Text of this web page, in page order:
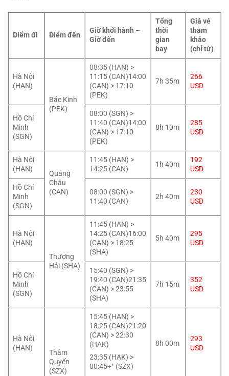
Điểm đi Điểm đến
Giờ khởi hành –
Giờ đến
Tổng
thời
gian
bay
Giá vé
tham
khảo
(chỉ từ)
Hà Nội
(HAN)
Bắc Kinh
(PEK)
08:35 (HAN) >
11:15 (CAN)14:00
(CAN) > 17:10
(PEK)
7h 35m
266
USD
Hồ Chí
Minh
(SGN)
08:00 (SGN) >
11:40 (CAN)14:00
(CAN) > 17:10
(PEK)
8h 10m
285
USD
Hà Nội
(HAN)
Quảng
Châu
(CAN)
11:45 (HAN) >
14:25 (CAN)
1h 40m
192
USD
Hồ Chí
Minh
(SGN)
08:00 (SGN) >
11:40 (CAN)
2h 40m
230
USD
Hà Nội
(HAN)
Thượng
Hải (SHA)
11:45 (HAN) >
14:25 (CAN)16:00
(CAN) > 18:25
(SHA)
5h 40m
295
USD
Hồ Chí
Minh
(SGN)
15:40 (SGN) >
19:40 (CAN)21:35
(CAN) > 23:55
(SHA)
7h 15m
352
USD
Hà Nội
(HAN)
Thâm
Quyến
(SZX)
15:45 (HAN) >
18:25 (CAN)21:20
(CAN) > 22:30
(HAK)
23:35 (HAK) >
00:45+¹ (SZX)
8h 00m
293
USD